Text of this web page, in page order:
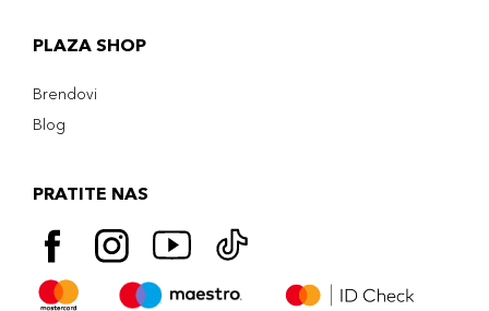
PLAZA SHOP
Brendovi
Blog
PRATITE NAS